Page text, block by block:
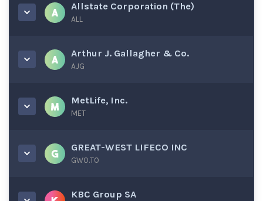
Allstate Corporation (The)
ALL
Arthur J. Gallagher & Co.
AJG
MetLife, Inc.
MET
GREAT-WEST LIFECO INC
GWO.TO
KBC Group SA